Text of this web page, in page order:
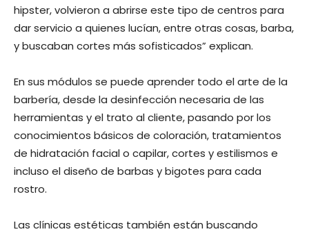
hipster, volvieron a abrirse este tipo de centros para
dar servicio a quienes lucían, entre otras cosas, barba,
y buscaban cortes más sofisticados” explican.
En sus módulos se puede aprender todo el arte de la
barbería, desde la desinfección necesaria de las
herramientas y el trato al cliente, pasando por los
conocimientos básicos de coloración, tratamientos
de hidratación facial o capilar, cortes y estilismos e
incluso el diseño de barbas y bigotes para cada
rostro.
Las clínicas estéticas también están buscando